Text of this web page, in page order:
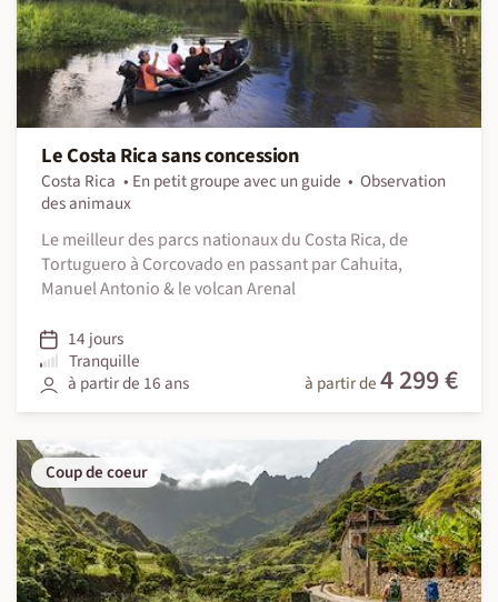
Le Costa Rica sans concession
Costa Rica En petit groupe avec un guide
Observation
des animaux
Le meilleur des parcs nationaux du Costa Rica, de
Tortuguero à Corcovado en passant par Cahuita,
Manuel Antonio & le volcan Arenal
14 jours
Tranquille
à partir de 16 ans
à partir de4 299 €
Coup de coeur